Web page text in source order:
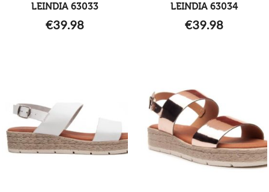
LEINDIA 63033
€39.98
LEINDIA 63034
€39.98